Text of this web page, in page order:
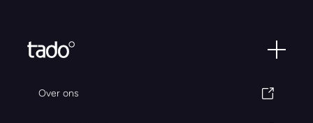
Over ons